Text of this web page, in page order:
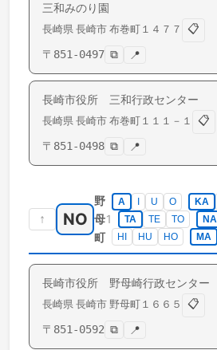
三和みのり園
長崎県 長崎市 布巻町 １４７７
📋
〒 851-0497 ⧉ 📍
長崎市役所 三和行政センター
長崎県 長崎市 布巻町 １１１－１
📋
〒 851-0498 ⧉ 📍
↑ NO
野
母
町
1
A I U O KA
TA
TE TO NA
HI
HU HO MA
長崎市役所 野母崎行政センター
長崎県 長崎市 野母町 １６６５
📋
〒 851-0592 ⧉ 📍